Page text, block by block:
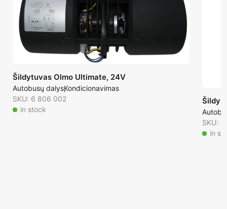
Šildytuvas Olmo Ultimate, 24V
Autobusų dalysKondicionavimas
SKU: 6 806 002
in stock
SKU:
in